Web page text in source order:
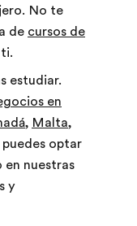
No te
de cursos de
estudiar.
en
, Malta,
optar
en nuestras
y